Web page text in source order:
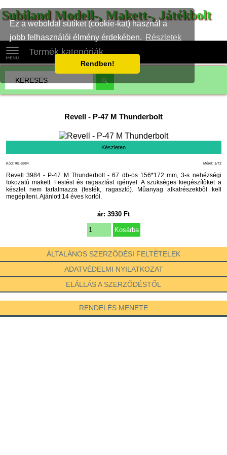
Ez a weboldal sütiket (cookie-kat) használ a
jobb felhasználói élmény érdekében.
Részletek
Rendben!
Subiland Modell-, Makett-, Játékbolt
Termék kategóriák
Revell - P-47 M Thunderbolt
Készleten
Méret: 1/72
Kód: RE-3984
Revell 3984 - P-47 M Thunderbolt - 67 db-os 156*172 mm, 3-s nehézségi
fokozatú makett. Festést és ragasztást igényel. A szükséges kiegészítõket a
készlet nem tartalmazza (festék, ragasztó). Mûanyag alkatrészekbõl kell
megépíteni. Ajánlott 14 éves kortól.
ár: 3930 Ft
ÁLTALÁNOS SZERZŐDÉSI FELTÉTELEK
ADATVÉDELMI NYILATKOZAT
ELÁLLÁS A SZERZŐDÉSTŐL
RENDELÉS MENETE